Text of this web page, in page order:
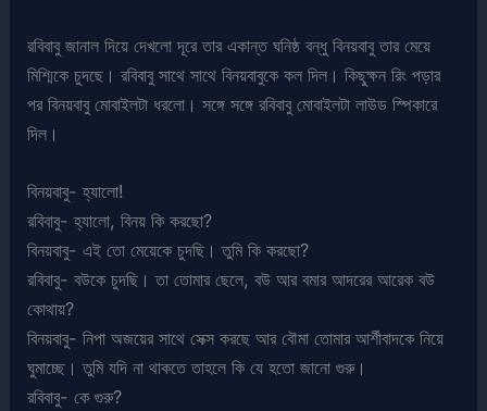
রবিবাবু জানাল দিয়ে দেখলো দূরে তার একান্ত ঘনিষ্ঠ বন্ধু বিনয়বাবু তার মেয়ে
মিশ্মিকে চুদছে। রবিবাবু সাথে সাথে বিনয়বাবুকে কল দিল। কিছু্ক্ষন রিং পড়ার
পর বিনয়বাবু মোবাইলটা ধরলো। সঙ্গে সঙ্গে রবিবাবু মোবাইলটা লাউড স্পিকারে
দিল।
বিনয়বাবু- হ্যালো!
রবিবাবু- হ্যালো, বিনয় কি করছো?
বিনয়বাবু- এই তো মেয়েকে চুদছি। তুমি কি করছো?
রবিবাবু- বউকে চুদছি। তা তোমার ছেলে, বউ আর বমার আদরের আরেক বউ
কোথায়?
বিনয়বাবু- নিপা অজয়ের সাথে সেক্স করছে আর বৌমা তোমার আর্শীবাদকে নিয়ে
ঘুমাচ্ছে। তুমি যদি না থাকতে তাহলে কি যে হতো জানো গুরু।
রবিবাবু- কে গুরু?